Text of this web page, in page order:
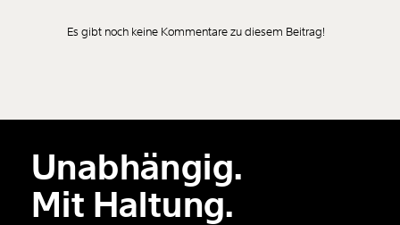
Der Inhalt dieses Feldes wird nicht öffentlich zugänglich angezeigt.
Es gibt noch keine Kommentare zu diesem Beitrag!
Unabhängig.
Mit Haltung.